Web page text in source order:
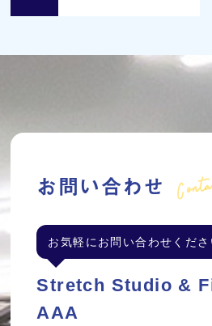
お問い合わせ
お気軽にお問い合わせくださ
Stretch Studio &
AAA